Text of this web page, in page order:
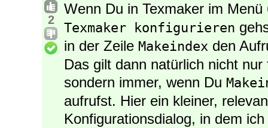
2
Wenn Du in Texmaker im Menü
Texmaker konfigurieren
in der Zeile Makeindex den
Das gilt dann natürlich nicht
sondern immer, wenn Du
aufrufst. Hier ein kleiner,
Konfigurationsdialog, in dem